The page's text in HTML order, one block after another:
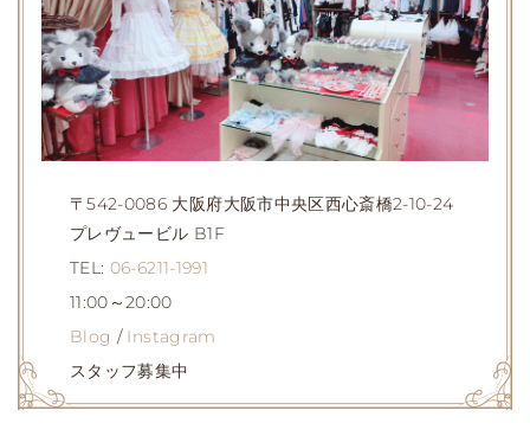
〒542-0086 大阪府大阪市中央区西心斎橋2-10-24
プレヴュービル B1F
TEL: 06-6211-1991
11:00～20:00
Blog / Instagram
スタッフ募集中